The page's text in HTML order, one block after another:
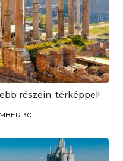
részein, térképpel!
30.